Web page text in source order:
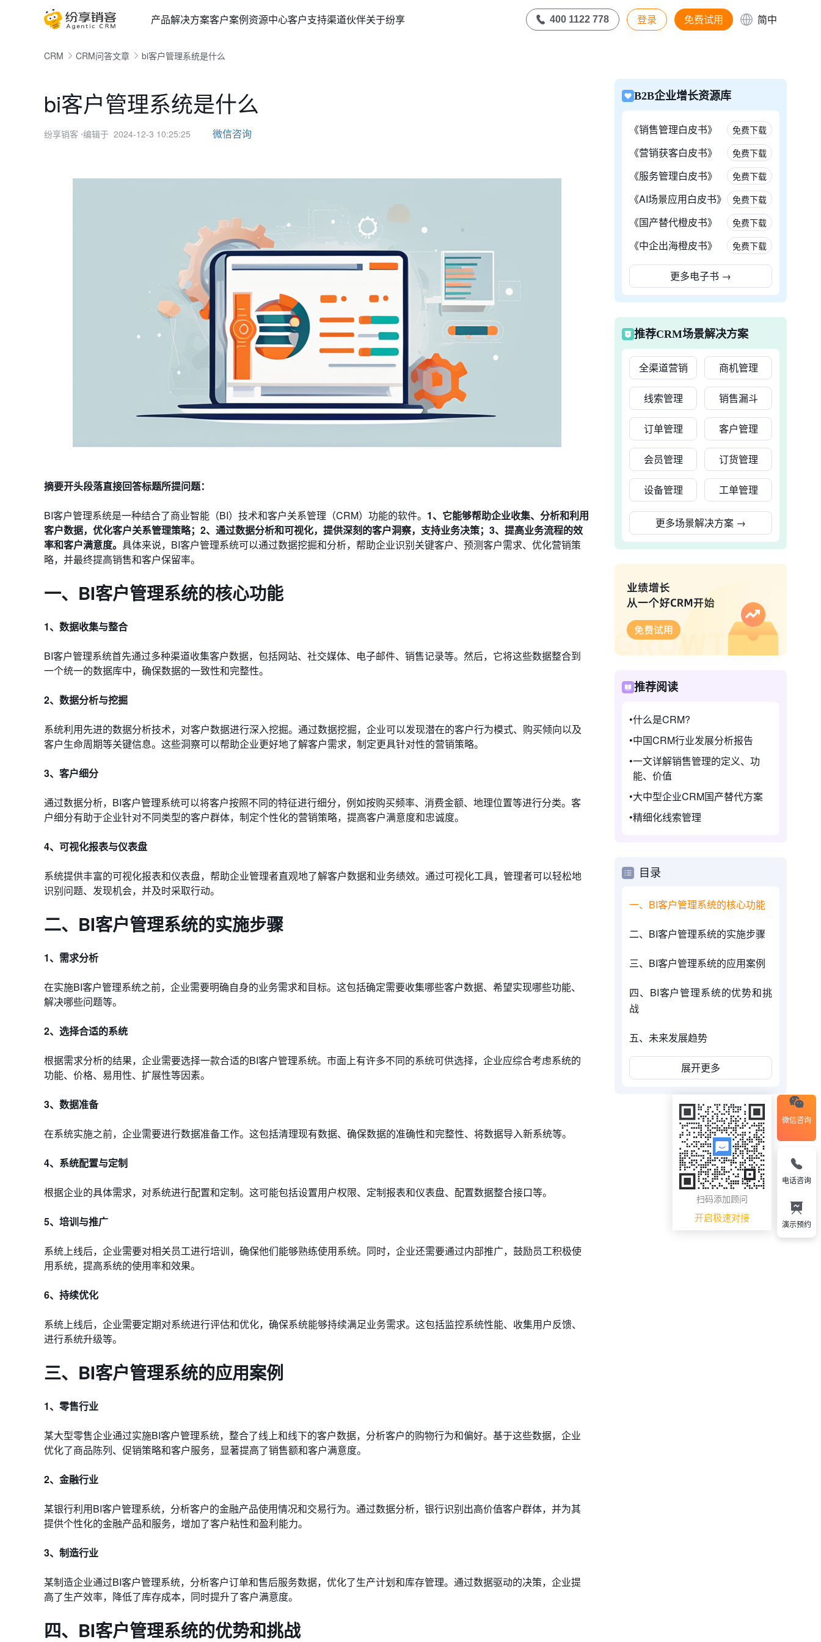
产品解决方案客户案例资源中心客户支持渠道伙伴关于纷享 400 1122 778 登录 免费试用 简中
CRM CRM问答文章 bi客户管理系统是什么
bi客户管理系统是什么
纷享销客 ⋅编辑于 2024-12-3 10:25:25 微信咨询
摘要开头段落直接回答标题所提问题：
BI客户管理系统是一种结合了商业智能（BI）技术和客户关系管理（CRM）功能的软件。 1、它能够帮助企业收集、分析和利用
客户数据，优化客户关系管理策略；2、通过数据分析和可视化，提供深刻的客户洞察，支持业务决策；3、提高业务流程的效
率和客户满意度。 具体来说，BI客户管理系统可以通过数据挖掘和分析，帮助企业识别关键客户、预测客户需求、优化营销策
略，并最终提高销售和客户保留率。
一、BI客户管理系统的核心功能
1、数据收集与整合
BI客户管理系统首先通过多种渠道收集客户数据，包括网站、社交媒体、电子邮件、销售记录等。然后，它将这些数据整合到
一个统一的数据库中，确保数据的一致性和完整性。
2、数据分析与挖掘
系统利用先进的数据分析技术，对客户数据进行深入挖掘。通过数据挖掘，企业可以发现潜在的客户行为模式、购买倾向以及
客户生命周期等关键信息。这些洞察可以帮助企业更好地了解客户需求，制定更具针对性的营销策略。
3、客户细分
通过数据分析，BI客户管理系统可以将客户按照不同的特征进行细分，例如按购买频率、消费金额、地理位置等进行分类。客
户细分有助于企业针对不同类型的客户群体，制定个性化的营销策略，提高客户满意度和忠诚度。
4、可视化报表与仪表盘
系统提供丰富的可视化报表和仪表盘，帮助企业管理者直观地了解客户数据和业务绩效。通过可视化工具，管理者可以轻松地
识别问题、发现机会，并及时采取行动。
二、BI客户管理系统的实施步骤
1、需求分析
在实施BI客户管理系统之前，企业需要明确自身的业务需求和目标。这包括确定需要收集哪些客户数据、希望实现哪些功能、
解决哪些问题等。
2、选择合适的系统
根据需求分析的结果，企业需要选择一款合适的BI客户管理系统。市面上有许多不同的系统可供选择，企业应综合考虑系统的
功能、价格、易用性、扩展性等因素。
3、数据准备
在系统实施之前，企业需要进行数据准备工作。这包括清理现有数据、确保数据的准确性和完整性、将数据导入新系统等。
4、系统配置与定制
根据企业的具体需求，对系统进行配置和定制。这可能包括设置用户权限、定制报表和仪表盘、配置数据整合接口等。
5、培训与推广
系统上线后，企业需要对相关员工进行培训，确保他们能够熟练使用系统。同时，企业还需要通过内部推广，鼓励员工积极使
用系统，提高系统的使用率和效果。
6、持续优化
系统上线后，企业需要定期对系统进行评估和优化，确保系统能够持续满足业务需求。这包括监控系统性能、收集用户反馈、
进行系统升级等。
三、BI客户管理系统的应用案例
1、零售行业
某大型零售企业通过实施BI客户管理系统，整合了线上和线下的客户数据，分析客户的购物行为和偏好。基于这些数据，企业
优化了商品陈列、促销策略和客户服务，显著提高了销售额和客户满意度。
2、金融行业
某银行利用BI客户管理系统，分析客户的金融产品使用情况和交易行为。通过数据分析，银行识别出高价值客户群体，并为其
提供个性化的金融产品和服务，增加了客户粘性和盈利能力。
3、制造行业
某制造企业通过BI客户管理系统，分析客户订单和售后服务数据，优化了生产计划和库存管理。通过数据驱动的决策，企业提
高了生产效率，降低了库存成本，同时提升了客户满意度。
四、BI客户管理系统的优势和挑战
B2B企业增长资源库
《销售管理白皮书》 免费下载
《营销获客白皮书》 免费下载
《服务管理白皮书》 免费下载
《AI场景应用白皮书》 免费下载
《国产替代橙皮书》 免费下载
《中企出海橙皮书》 免费下载
更多电子书 →
推荐CRM场景解决方案
全渠道营销 商机管理
线索管理 销售漏斗
订单管理 客户管理
会员管理 订货管理
设备管理 工单管理
更多场景解决方案 →
推荐阅读
什么是CRM?
中国CRM行业发展分析报告
一文详解销售管理的定义、功
能、价值
大中型企业CRM国产替代方案
精细化线索管理
目录
一、BI客户管理系统的核心功能
二、BI客户管理系统的实施步骤
三、BI客户管理系统的应用案例
四、BI客户管理系统的优势和挑
战
五、未来发展趋势
展开更多
微信咨询
扫码添加顾问
开启极速对接
电话咨询
演示预约